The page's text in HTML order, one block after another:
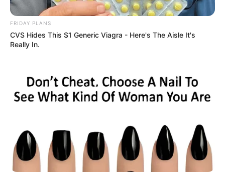
FRIDAY PLANS
CVS Hides This $1 Generic Viagra - Here's The Aisle It's
Really In.